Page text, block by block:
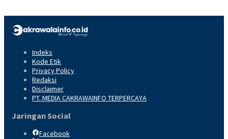
Indeks
Kode Etik
Privacy Policy
Redaksi
Disclaimer
PT. MEDIA CAKRAWAINFO TERPERCAYA
Jaringan Social
Facebook